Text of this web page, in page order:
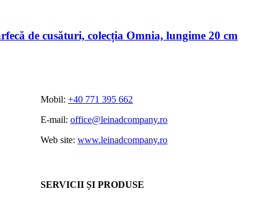
de cusături, colecția Omnia, lungime 20 cm
Mobil: +40 771 395 662
E-mail: office@leinadcompany.ro
Web site: www.leinadcompany.ro
SERVICII ȘI PRODUSE